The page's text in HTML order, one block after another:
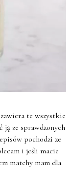
te wszystkie
ją ze sprawdzonych
pochodzi ze
i jeśli macie
matchy mam dla